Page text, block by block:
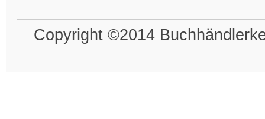
Copyright ©2014